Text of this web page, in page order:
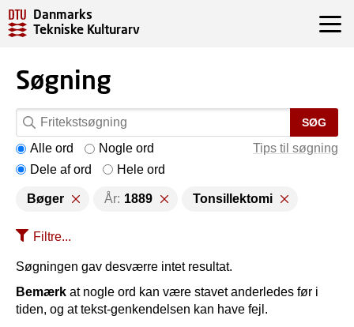
Danmarks
Tekniske Kulturarv
Søgning
SØG
Tips til søgning
Alle ord
Nogle ord
Dele af ord
Hele ord
Bøger År: 1889 Tonsillektomi
Filtre...
Søgningen gav desværre intet resultat.
Bemærk at nogle ord kan være stavet anderledes før i
tiden, og at tekst-genkendelsen kan have fejl.